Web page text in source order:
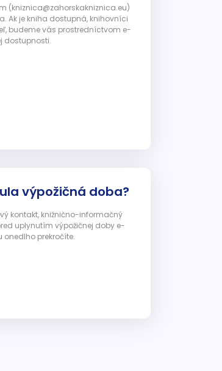
(kniznica@zahorskakniznica.eu)
Ak je kniha dostupná, knihovníci
budeme vás prostredníctvom e-
dostupnosti.
výpožičná doba?
kontakt, knižnično-informačný
uplynutím výpožičnej doby e-
onedlho prekročíte.